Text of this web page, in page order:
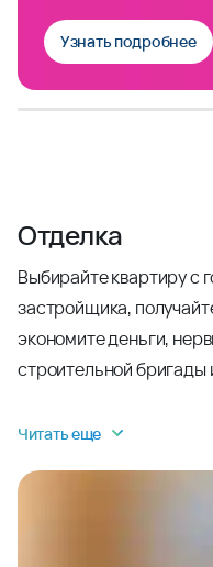
Узнать подробнее
Отделка
Выбирайте квартиру с
застройщика,
экономите деньги,
строительной бригады
Читать еще